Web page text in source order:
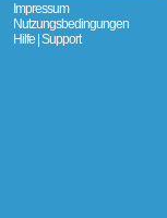
Impressum
Nutzungsbedingungen
Hilfe | Support